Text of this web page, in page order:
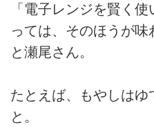
「電子レンジを賢く
っては、そのほうが味
と瀬尾さん。
たとえば、もやしはゆ
と。